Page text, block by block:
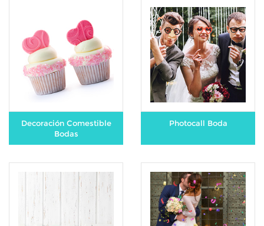
Decoración Comestible
Bodas
Photocall Boda